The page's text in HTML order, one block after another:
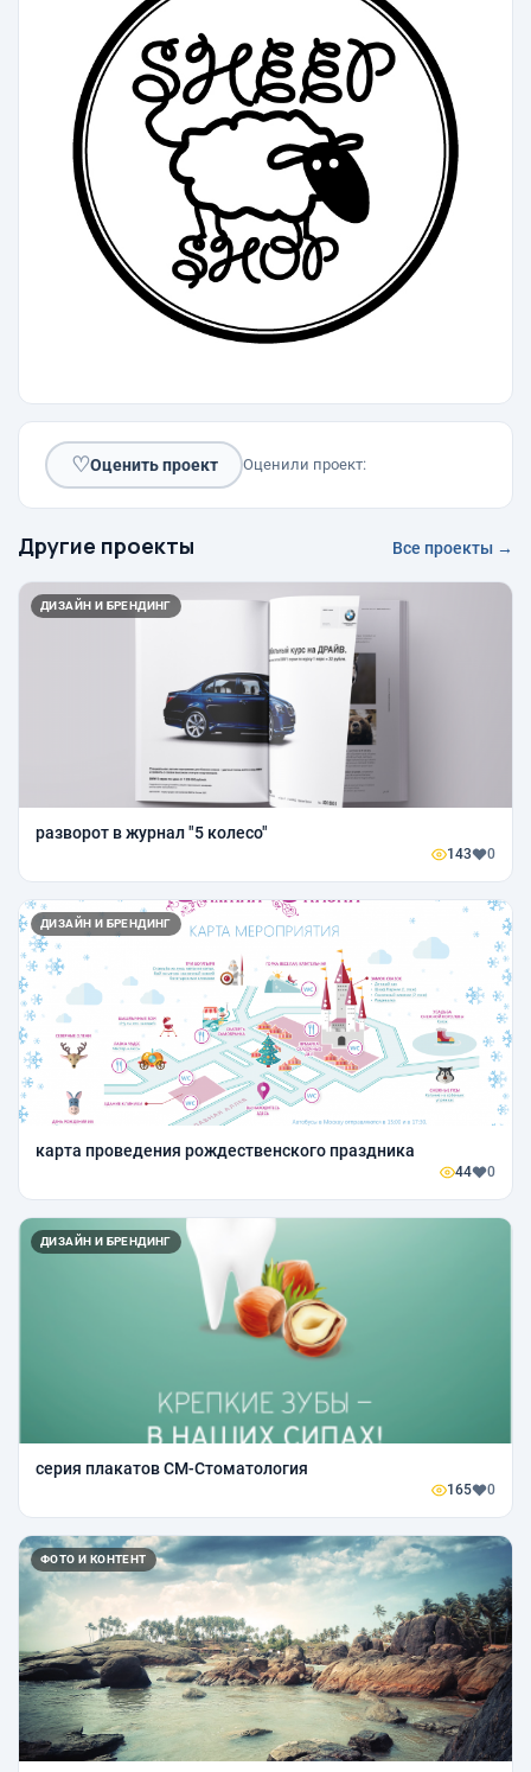
♡Оценить проект Оценили проект:
Другие проекты Все проекты →
ДИЗАЙН И БРЕНДИНГ
разворот в журнал "5 колесо"
143 0
ДИЗАЙН И БРЕНДИНГ
карта проведения рождественского праздника
44 0
ДИЗАЙН И БРЕНДИНГ
серия плакатов СМ-Стоматология
165 0
ФОТО И КОНТЕНТ